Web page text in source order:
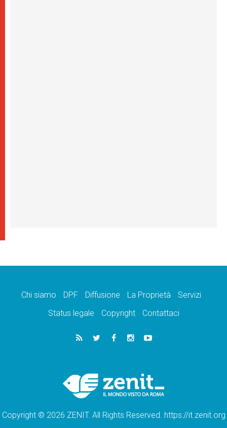
Chi siamo DPF Diffusione La Proprietà
Servizi
Status legale
Copyright Contattaci
Copyright © 2026 ZENIT. All Rights Reserved. https://it.zenit.org